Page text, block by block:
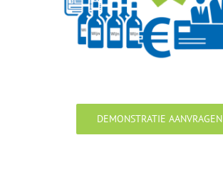
DEMONSTRATIE AANVRAGEN